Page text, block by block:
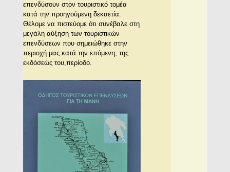
επενδύσουν στον τουριστικό τομέα
κατά την προηγούμενη δεκαετία.
Θέλομε να πιστεύομε ότι συνέβαλε στη
μεγάλη αύξηση των τουριστικών
επενδύσεων που σημειώθηκε στην
περιοχή μας κατά την επόμενη, της
εκδόσεώς του,περίοδο.